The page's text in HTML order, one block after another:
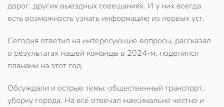
дорог, других выездных совещаниях. И у них всегда
есть возможность узнать информацию из первых уст.
Сегодня ответил на интересующие вопросы, рассказал
о результатах нашей команды в 2024-м, поделился
планами на этот год.
Обсуждали и острые темы: общественный транспорт,
уборку города. На всё отвечал максимально честно и